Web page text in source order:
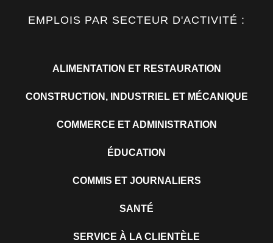
EMPLOIS PAR SECTEUR D'ACTIVITÉ :
ALIMENTATION ET RESTAURATION
CONSTRUCTION, INDUSTRIEL ET MÉCANIQUE
COMMERCE ET ADMINISTRATION
ÉDUCATION
COMMIS ET JOURNALIERS
SANTÉ
SERVICE À LA CLIENTÈLE